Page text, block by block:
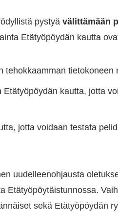
pystyä välittämään
Etätyöpöydän kautta
tehokkaamman tietokoneen
kautta, jotta
jotta voidaan testata
uudelleenohjausta
Etätyöpöytäistunnossa.
sekä Etätyöpöydän